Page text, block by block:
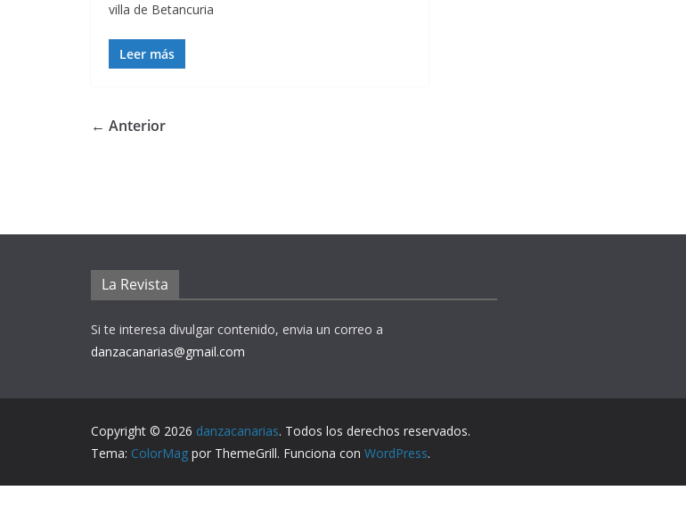
villa de Betancuria
Leer más
← Anterior
La Revista
Si te interesa divulgar contenido, envia un correo a
danzacanarias@gmail.com
Copyright © 2026 danzacanarias. Todos los derechos reservados.
Tema: ColorMag por ThemeGrill. Funciona con WordPress.